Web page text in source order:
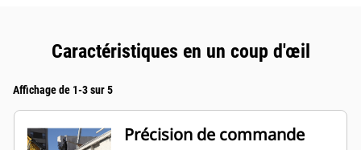
Caractéristiques en un coup d'œil
Affichage de 1-3 sur 5
Précision de commande